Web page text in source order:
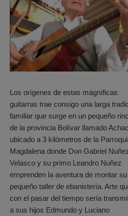
Los orígenes de estas mágníficas
guitarras trae consigo una larga
familiar que surge en un pequeño
de la provincia Bolívar llamado
ubicado a 3 kilómetros de la
Magdalena donde Don Gabriel
Velasco y su primo Leandro Nuñez
emprenden la aventura de montar su
pequeño taller de ebanistería. Arte
con el pasar del tiempo sería
a sus hijos Edmundo y Luciano